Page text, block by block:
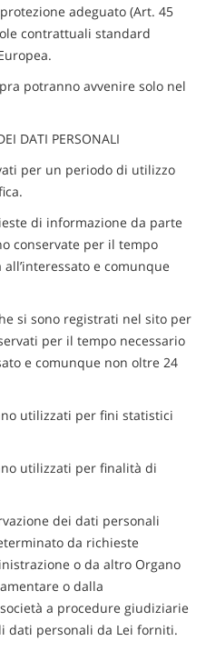
adeguato (Art. 45
contrattuali standard
potranno avvenire solo nel
DATI PERSONALI
per un periodo di utilizzo
di informazione da parte
conservate per il tempo
e comunque
si sono registrati nel sito per
per il tempo necessario
e comunque non oltre 24
utilizzati per fini statistici
utilizzati per finalità di
dei dati personali
da richieste
o da altro Organo
o dalla
a procedure giudiziarie
dati personali da Lei forniti.